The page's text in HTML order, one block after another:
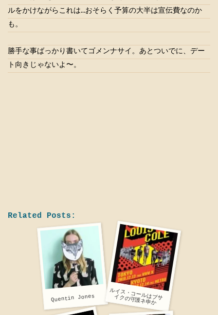
ルをかけながらこれは…おそらく予算の大半は宣伝費なのか
も。
勝手な事ばっかり書いてゴメンナサイ。あとついでに、デー
ト向きじゃないよ〜。
Related Posts:
Quentin Jones ルイス・コールはブサイクの守護ネ申か